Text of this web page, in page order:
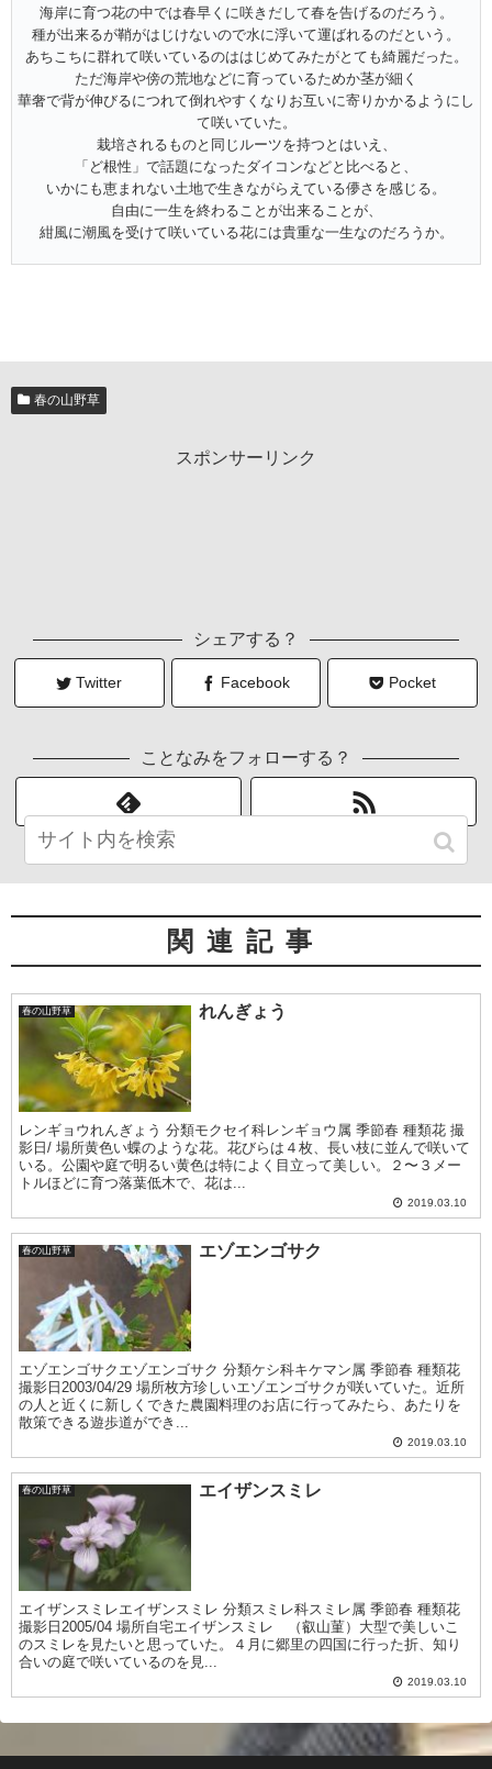
海岸に育つ花の中では春早くに咲きだして春を告げるのだろう。
種が出来るが鞘がはじけないので水に浮いて運ばれるのだという。
あちこちに群れて咲いているのははじめてみたがとても綺麗だった。
ただ海岸や傍の荒地などに育っているためか茎が細く
華奢で背が伸びるにつれて倒れやすくなりお互いに寄りかかるようにし
て咲いていた。
栽培されるものと同じルーツを持つとはいえ、
「ど根性」で話題になったダイコンなどと比べると、
いかにも恵まれない土地で生きながらえている儚さを感じる。
自由に一生を終わることが出来ることが、
紺風に潮風を受けて咲いている花には貴重な一生なのだろうか。
春の山野草
スポンサーリンク
シェアする？
Twitter Facebook Pocket
ことなみをフォローする？
関連記事
春の山野草 れんぎょう
レンギョウれんぎょう 分類モクセイ科レンギョウ属 季節春 種類花 撮
影日/ 場所黄色い蝶のような花。花びらは４枚、長い枝に並んで咲いて
いる。公園や庭で明るい黄色は特によく目立って美しい。２〜３メー
トルほどに育つ落葉低木で、花は...
2019.03.10
春の山野草 エゾエンゴサク
エゾエンゴサクエゾエンゴサク 分類ケシ科キケマン属 季節春 種類花
撮影日2003/04/29 場所枚方珍しいエゾエンゴサクが咲いていた。近所
の人と近くに新しくできた農園料理のお店に行ってみたら、あたりを
散策できる遊歩道ができ...
2019.03.10
春の山野草 エイザンスミレ
エイザンスミレエイザンスミレ 分類スミレ科スミレ属 季節春 種類花
撮影日2005/04 場所自宅エイザンスミレ （叡山菫）大型で美しいこ
のスミレを見たいと思っていた。４月に郷里の四国に行った折、知り
合いの庭で咲いているのを見...
2019.03.10